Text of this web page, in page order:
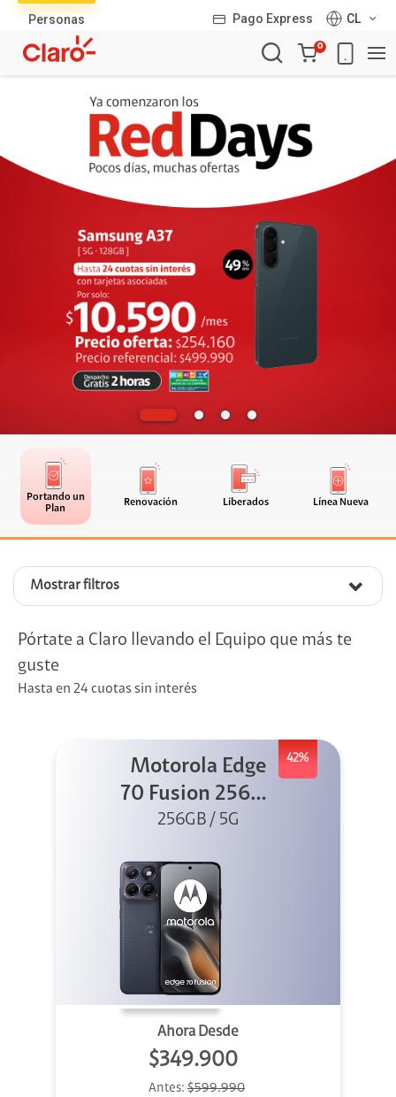
Personas Pago Express
CL
Carro
de
0
Portando un
Plan
Renovación Liberados Línea Nueva
Mostrar filtros
productos
Pórtate a Claro llevando el Equipo que más te
guste
Hasta en 24 cuotas sin interés
42%
Motorola Edge
70 Fusion 256GB
Azul
256GB / 5G
Ahora Desde
$349.900
Antes: $599.990